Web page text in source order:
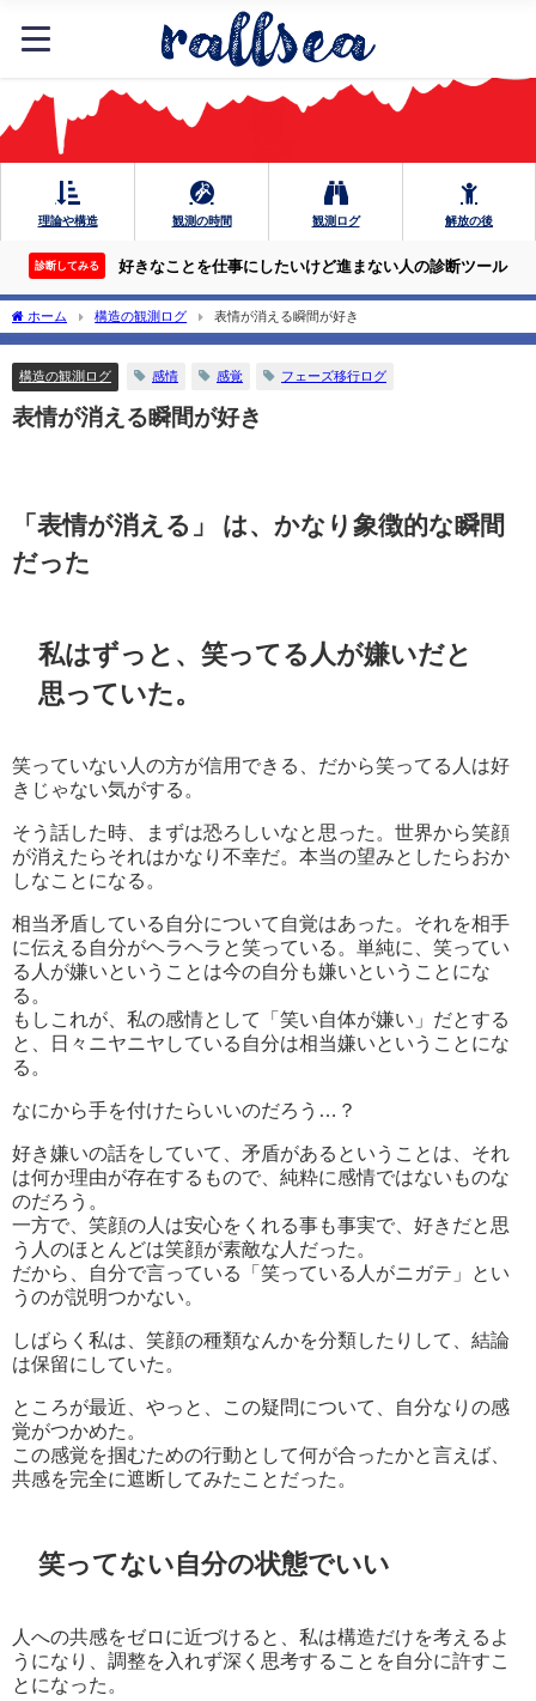
理論や構造 観測の時間 観測ログ 解放の後
診断してみる 好きなことを仕事にしたいけど進まない人の診断ツール
ホーム 構造の観測ログ 表情が消える瞬間が好き
構造の観測ログ 感情 感覚 フェーズ移行ログ
表情が消える瞬間が好き
「表情が消える」 は、かなり象徴的な瞬間
だった
私はずっと、笑ってる人が嫌いだと
思っていた。
笑っていない人の方が信用できる、だから笑ってる人は好
きじゃない気がする。
そう話した時、まずは恐ろしいなと思った。世界から笑顔
が消えたらそれはかなり不幸だ。本当の望みとしたらおか
しなことになる。
相当矛盾している自分について自覚はあった。それを相手
に伝える自分がヘラヘラと笑っている。単純に、笑ってい
る人が嫌いということは今の自分も嫌いということにな
る。
もしこれが、私の感情として「笑い自体が嫌い」だとする
と、日々ニヤニヤしている自分は相当嫌いということにな
る。
なにから手を付けたらいいのだろう…？
好き嫌いの話をしていて、矛盾があるということは、それ
は何か理由が存在するもので、純粋に感情ではないものな
のだろう。
一方で、笑顔の人は安心をくれる事も事実で、好きだと思
う人のほとんどは笑顔が素敵な人だった。
だから、自分で言っている「笑っている人がニガテ」とい
うのが説明つかない。
しばらく私は、笑顔の種類なんかを分類したりして、結論
は保留にしていた。
ところが最近、やっと、この疑問について、自分なりの感
覚がつかめた。
この感覚を掴むための行動として何が合ったかと言えば、
共感を完全に遮断してみたことだった。
笑ってない自分の状態でいい
人への共感をゼロに近づけると、私は構造だけを考えるよ
うになり、調整を入れず深く思考することを自分に許すこ
とになった。